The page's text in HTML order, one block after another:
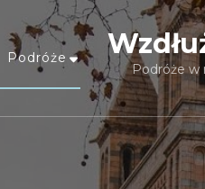
Podróże
Podróże w